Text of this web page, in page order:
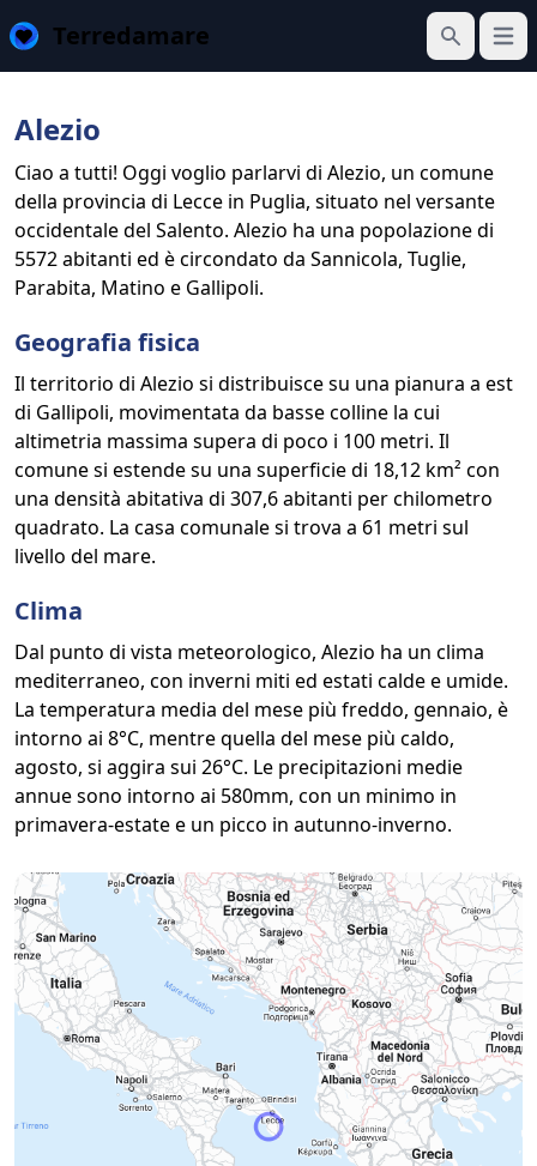
Terredamare
Cerca
Apri
Alezio
Ciao a tutti! Oggi voglio parlarvi di Alezio, un comune
della provincia di Lecce in Puglia, situato nel versante
occidentale del Salento. Alezio ha una popolazione di
5572 abitanti ed è circondato da Sannicola, Tuglie,
Parabita, Matino e Gallipoli.
Geografia fisica
Il territorio di Alezio si distribuisce su una pianura a est
di Gallipoli, movimentata da basse colline la cui
altimetria massima supera di poco i 100 metri. Il
comune si estende su una superficie di 18,12 km² con
una densità abitativa di 307,6 abitanti per chilometro
quadrato. La casa comunale si trova a 61 metri sul
livello del mare.
Clima
Dal punto di vista meteorologico, Alezio ha un clima
mediterraneo, con inverni miti ed estati calde e umide.
La temperatura media del mese più freddo, gennaio, è
intorno ai 8°C, mentre quella del mese più caldo,
agosto, si aggira sui 26°C. Le precipitazioni medie
annue sono intorno ai 580mm, con un minimo in
primavera-estate e un picco in autunno-inverno.